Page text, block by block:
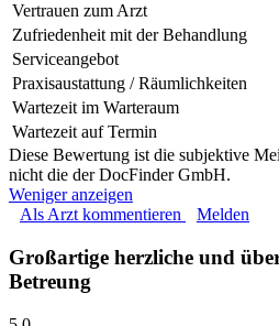
Vertrauen zum Arzt
Zufriedenheit mit der Behandlung
Serviceangebot
Praxisaustattung / Räumlichkeiten
Wartezeit im Warteraum
Wartezeit auf Termin
Diese Bewertung ist die subjektive
nicht die der DocFinder GmbH.
Weniger anzeigen
Als Arzt kommentieren
Melden
Großartige herzliche und
Betreung